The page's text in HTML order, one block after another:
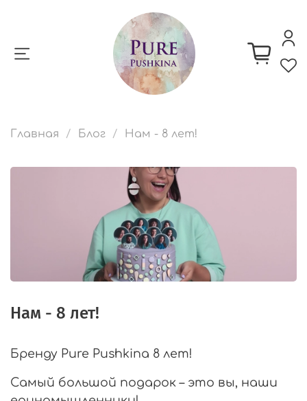
Главная Блог Нам - 8 лет!
Нам - 8 лет!
Бренду Pure Pushkina 8 лет!
Самый большой подарок – это вы, наши